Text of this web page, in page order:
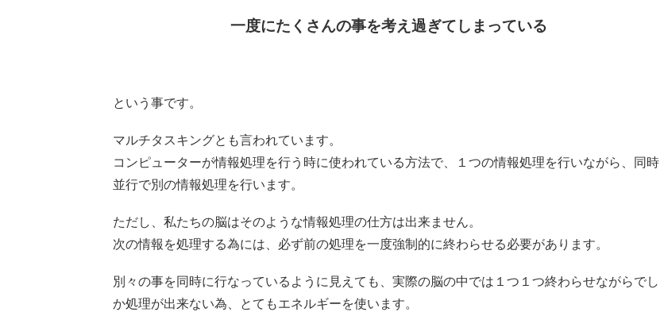
一度にたくさんの事を考え過ぎてしまっている
という事です。
マルチタスキングとも言われています。
コンピューターが情報処理を行う時に使われている方法で、１つの情報処理を行いながら、同時
並行で別の情報処理を行います。
ただし、私たちの脳はそのような情報処理の仕方は出来ません。
次の情報を処理する為には、必ず前の処理を一度強制的に終わらせる必要があります。
別々の事を同時に行なっているように見えても、実際の脳の中では１つ１つ終わらせながらでし
か処理が出来ない為、とてもエネルギーを使います。